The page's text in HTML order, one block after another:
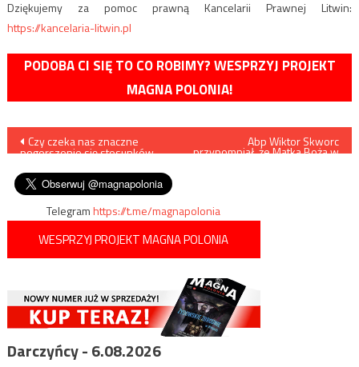
Dziękujemy za pomoc prawną Kancelarii Prawnej Litwin:
https://kancelaria-litwin.pl
PODOBA CI SIĘ TO CO ROBIMY? WESPRZYJ PROJEKT
MAGNA POLONIA!
Nawigacja
wpisu
Czy czeka nas znaczne
pogorszenie się stosunków
Abp Wiktor Skworc
przypomniał, że Matka Boża w
Telegramhttps://t.me/magnapolonia
WESPRZYJ PROJEKT MAGNA POLONIA
Darczyńcy - 6.08.2026